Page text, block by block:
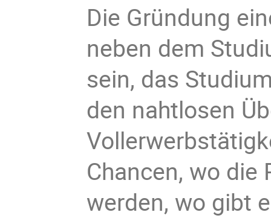
Die Gründung
neben dem
sein, das
den nahtlosen
Chancen, wo die
werden, wo gibt